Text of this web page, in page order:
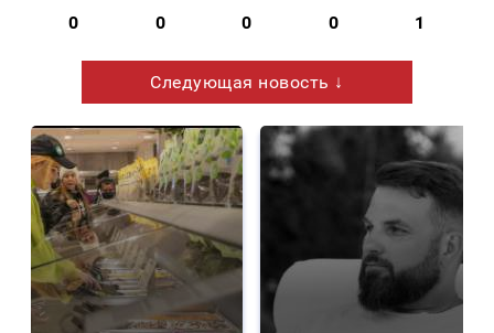
0 0 0 0 1
Следующая новость ↓